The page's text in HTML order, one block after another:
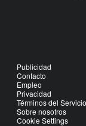
Publicidad
Contacto
Empleo
Privacidad
Términos del Servicio
Sobre nosotros
Cookie Settings